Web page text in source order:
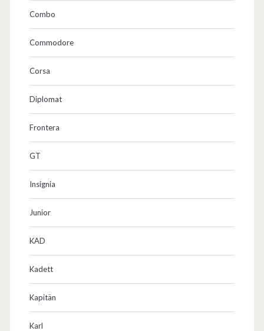
Combo
Commodore
Corsa
Diplomat
Frontera
GT
Insignia
Junior
KAD
Kadett
Kapitän
Karl